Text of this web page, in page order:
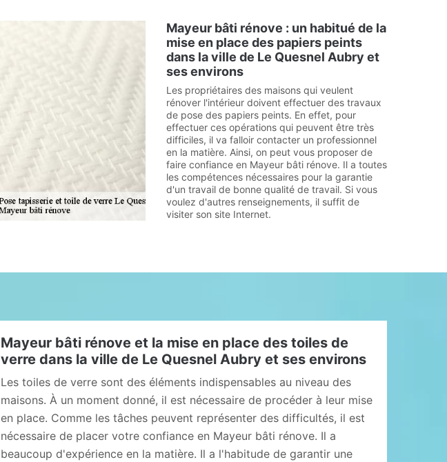
Mayeur bâti rénove : un habitué de la
mise en place des papiers peints
dans la ville de Le Quesnel Aubry et
ses environs
Les propriétaires des maisons qui veulent
rénover l'intérieur doivent effectuer des travaux
de pose des papiers peints. En effet, pour
effectuer ces opérations qui peuvent être très
difficiles, il va falloir contacter un professionnel
en la matière. Ainsi, on peut vous proposer de
faire confiance en Mayeur bâti rénove. Il a toutes
les compétences nécessaires pour la garantie
d'un travail de bonne qualité de travail. Si vous
voulez d'autres renseignements, il suffit de
visiter son site Internet.
Mayeur bâti rénove et la mise en place des toiles de
verre dans la ville de Le Quesnel Aubry et ses environs
Les toiles de verre sont des éléments indispensables au niveau des
maisons. À un moment donné, il est nécessaire de procéder à leur mise
en place. Comme les tâches peuvent représenter des difficultés, il est
nécessaire de placer votre confiance en Mayeur bâti rénove. Il a
beaucoup d'expérience en la matière. Il a l'habitude de garantir une